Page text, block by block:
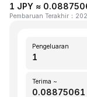
1 JPY ≈
Pembaruan Terakhir ：
Pengeluaran
Terima ~